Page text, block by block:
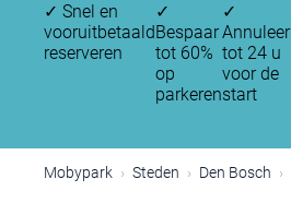
✓ Snel en
vooruitbetaald
reserveren
✓
Bespaar
tot 60%
op
parkeren
✓
Annuleer
tot 24 u
voor de
start
Mobypark Steden Den Bosch